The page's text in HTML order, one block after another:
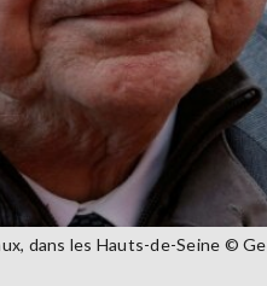
dans les Hauts-de-Seine ©